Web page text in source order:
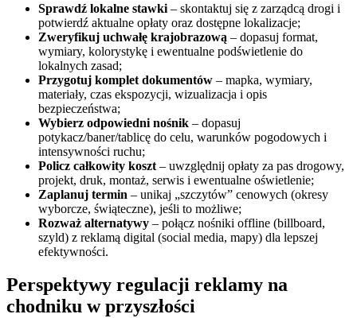
Sprawdź lokalne stawki – skontaktuj się z zarządcą drogi i
potwierdź aktualne opłaty oraz dostępne lokalizacje;
Zweryfikuj uchwałę krajobrazową – dopasuj format,
wymiary, kolorystykę i ewentualne podświetlenie do
lokalnych zasad;
Przygotuj komplet dokumentów – mapka, wymiary,
materiały, czas ekspozycji, wizualizacja i opis
bezpieczeństwa;
Wybierz odpowiedni nośnik – dopasuj
potykacz/baner/tablicę do celu, warunków pogodowych i
intensywności ruchu;
Policz całkowity koszt – uwzględnij opłaty za pas drogowy,
projekt, druk, montaż, serwis i ewentualne oświetlenie;
Zaplanuj termin – unikaj „szczytów” cenowych (okresy
wyborcze, świąteczne), jeśli to możliwe;
Rozważ alternatywy – połącz nośniki offline (billboard,
szyld) z reklamą digital (social media, mapy) dla lepszej
efektywności.
Perspektywy regulacji reklamy na
chodniku w przyszłości